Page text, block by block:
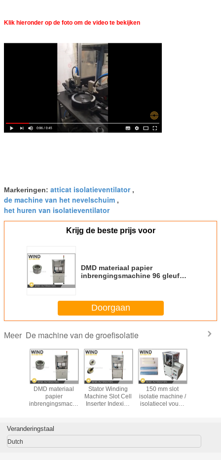
Klik hieronder op de foto om de video te bekijken
Markeringen: atticat isolatieventilator,
de machine van het nevelschuim ,
het huren van isolatieventilator
Krijg de beste prijs voor
DMD materiaal papier
inbrengingsmachine 96 gleuf
Doorgaan
Meer De machine van de groefisolatie
En
DMD materiaal
papier
inbrengingsmachine
aandrijving motor
stator
Stator Winding
Machine Slot Cell
Inserter Indexing
150 mm slot
isolatie machine /
isolatiecel vouw-
Veranderingstaal
Dutch